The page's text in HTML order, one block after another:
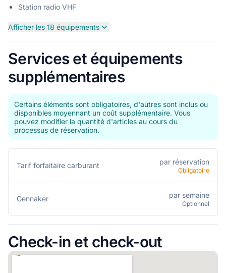
Station radio VHF
Afficher les 18 équipements
Services et équipements
supplémentaires
Certains éléments sont obligatoires, d'autres sont inclus ou
disponibles moyennant un coût supplémentaire. Vous
pouvez modifier la quantité d'articles au cours du
processus de réservation.
Tarif forfaitaire carburant par réservation
Obligatoire
Gennaker par semaine
Optionnel
Check-in et check-out